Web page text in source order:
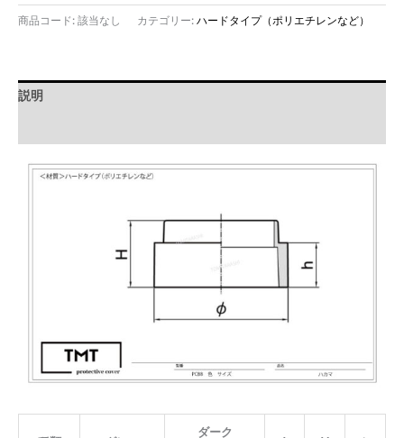
カ
マ
商品コード:該当なし カテゴリー:ハードタイプ（ポリエチレンなど）
説明
ダーク